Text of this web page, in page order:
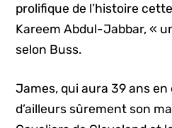
prolifique de l’histoire
Kareem Abdul-Jabbar, «
selon Buss.
James, qui aura 39 ans en
d’ailleurs sûrement son